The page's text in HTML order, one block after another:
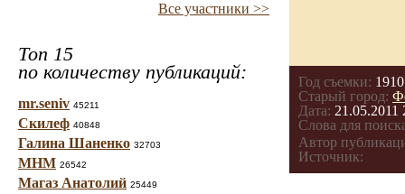
Все участники >>
Топ 15
по количеству публикаций:
mr.seniv 45211
Скилеф 40848
Галина Шаненко 32703
МНМ 26542
Магаз Анатолий 25449
Год съемки: 1910
Старый город:
Дата: 21.05.2011
Слова для
Автор
Источник: